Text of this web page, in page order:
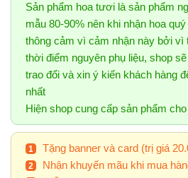
Sản phẩm hoa tươi là sản phẩm
mẫu 80-90% nên khi nhận hoa
thông cảm vì cảm nhận này bởi vì
thời điểm nguyên phụ liệu, shop
trao đổi và xin ý kiến khách hàng
nhất
Hiện shop cung cấp sản phẩm cho
Tặng banner và card (trị giá
Nhận khuyến mãu khi mua